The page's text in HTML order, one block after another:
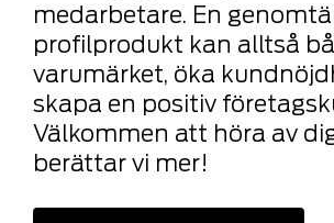
medarbetare. En
profilprodukt kan alltså
varumärket, öka
skapa en positiv
Välkommen att höra av
berättar vi mer!